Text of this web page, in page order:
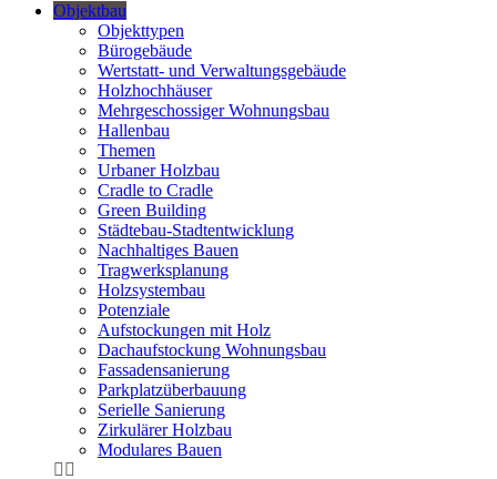
Objektbau
Objekttypen
Bürogebäude
Wertstatt- und Verwaltungsgebäude
Holzhochhäuser
Mehrgeschossiger Wohnungsbau
Hallenbau
Themen
Urbaner Holzbau
Cradle to Cradle
Green Building
Städtebau-Stadtentwicklung
Nachhaltiges Bauen
Tragwerksplanung
Holzsystembau
Potenziale
Aufstockungen mit Holz
Dachaufstockung Wohnungsbau
Fassadensanierung
Parkplatzüberbauung
Serielle Sanierung
Zirkulärer Holzbau
Modulares Bauen